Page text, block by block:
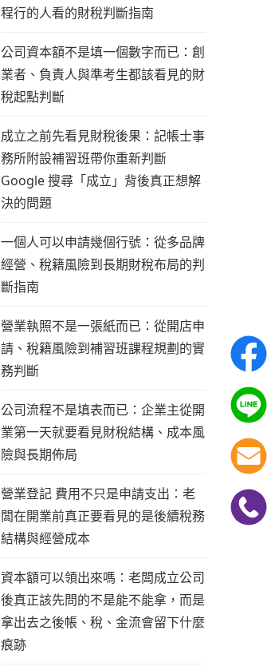
程行的人看的財稅判斷指南
公司資本額不是填一個數字而已：創
業者、負責人與準考生都該看見的財
稅起點判斷
成立之前先看見財稅後果：記帳士事
務所附設補習班帶你重新判斷
Google 搜尋「成立」背後真正想解
決的問題
一個人可以申請幾個行號：從多品牌
經營、稅籍風險到長期財稅布局的判
斷指南
營業執照不是一張紙而已：從開店申
請、稅籍風險到補習班課程規劃的實
務判斷
公司流程不是填表而已：企業主從開
業第一天就要看見財稅結構、成本風
險與長期佈局
營業登記 費用不只是申請支出：老
闆在開業前真正要看見的是後續稅務
結構與經營成本
資本額可以領出來嗎：老闆成立公司
後真正該先問的不是能不能拿，而是
拿出去之後帳、稅、金流會留下什麼
痕跡